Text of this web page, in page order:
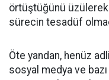
örtüştüğünü
sürecin tesadüf
Öte yandan, henüz
sosyal medya ve